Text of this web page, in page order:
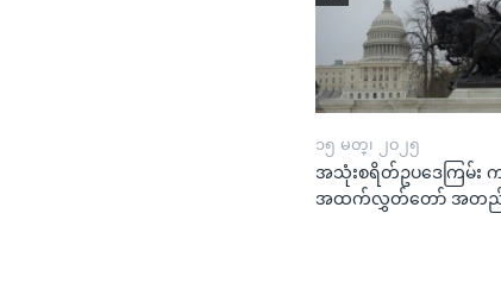
၁၅ မတ္၊ ၂၀၂၅
အသုံးစရိတ်ဥပဒေကြမ်း
အထက်လွှတ်တော် အတည်